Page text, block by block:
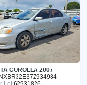
COROLLA 2007
Lot:62931826